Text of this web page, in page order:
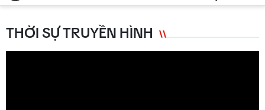
THỜI SỰ TRUYỀN HÌNH